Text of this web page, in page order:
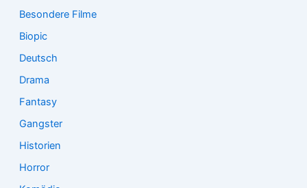
Besondere Filme
Biopic
Deutsch
Drama
Fantasy
Gangster
Historien
Horror